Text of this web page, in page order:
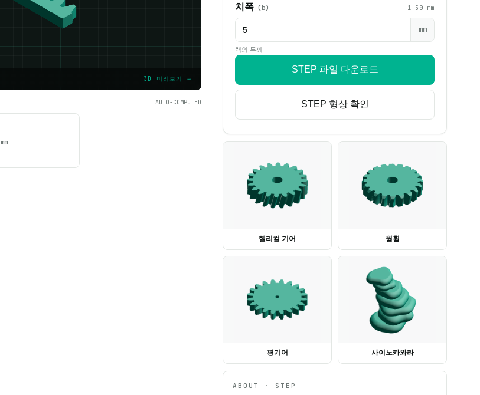
SAMPLE · m=2 · z=20 ·
3D 미리보기 →
AUTO-COMPUTED
mm
치폭 (b) 1–50 mm
mm
랙의 두께
STEP 파일 다운로드
STEP 형상 확인
헬리컬 기어 웜휠
평기어 사이노카와라
ABOUT · STEP